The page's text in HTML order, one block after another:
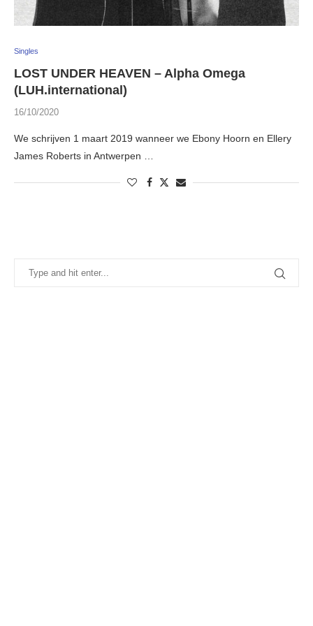
Singles
LOST UNDER HEAVEN – Alpha Omega
(LUH.international)
16/10/2020
We schrijven 1 maart 2019 wanneer we Ebony Hoorn en Ellery
James Roberts in Antwerpen …